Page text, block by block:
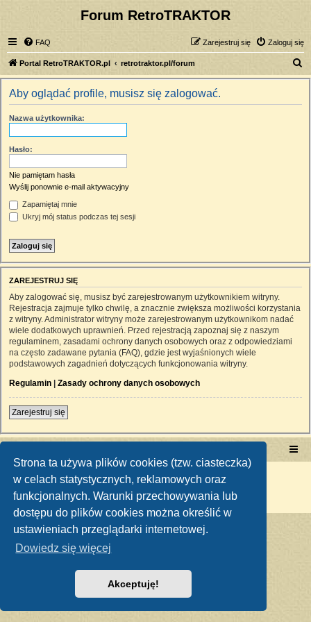
Strona ta używa plików cookies (tzw. ciasteczka)
w celach statystycznych, reklamowych oraz
funkcjonalnych. Warunki przechowywania lub
dostępu do plików cookies można określić w
ustawieniach przeglądarki internetowej.
Dowiedz się więcej
Akceptuję!
Forum RetroTRAKTOR
FAQ Zaloguj się
Zarejestruj się
Portal RetroTRAKTOR.pl retrotraktor.pl/forum
z
Aby oglądać profile, musisz się zalogować.
Nazwa użytkownika:
Hasło:
Nie pamiętam hasła
Wyślij ponownie e-mail aktywacyjny
Zapamiętaj mnie
Ukryj mój status podczas tej sesji
ZAREJESTRUJ SIĘ
Aby zalogować się, musisz być zarejestrowanym użytkownikiem witryny.
Rejestracja zajmuje tylko chwilę, a znacznie zwiększa możliwości korzystania
z witryny. Administrator witryny może zarejestrowanym użytkownikom nadać
wiele dodatkowych uprawnień. Przed rejestracją zapoznaj się z naszym
regulaminem, zasadami ochrony danych osobowych oraz z odpowiedziami
na często zadawane pytania (FAQ), gdzie jest wyjaśnionych wiele
podstawowych zagadnień dotyczących funkcjonowania witryny.
Regulamin | Zasady ochrony danych osobowych
Zarejestruj się
Technologię dostarcza phpBB ® Forum Software © phpBB Limited
Polski pakiet językowy dostarcza
Zasady ochrony danych osobowych|Regulamin